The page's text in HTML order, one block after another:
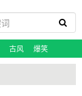
古风
爆笑